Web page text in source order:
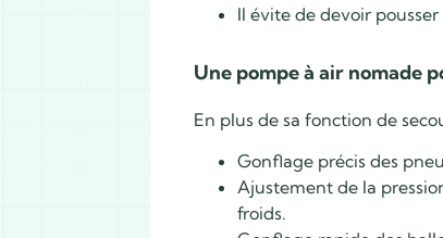
Il évite de devoir
Une pompe à air nomade
En plus de sa fonction de
Gonflage précis des
Ajustement de la
froids.